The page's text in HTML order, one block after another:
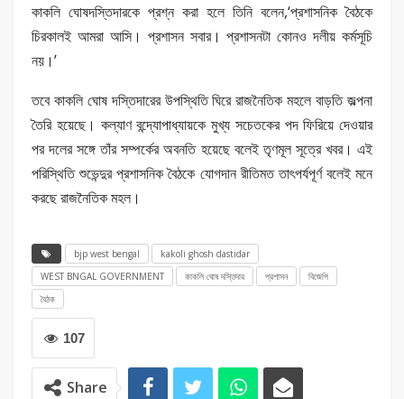
কাকলি ঘোষদস্তিদারকে প্রশ্ন করা হলে তিনি বলেন,‘প্রশাসনিক বৈঠকে
চিরকালই আমরা আসি। প্রশাসন সবার। প্রশাসনটা কোনও দলীয় কর্মসূচি
নয়।’
তবে কাকলি ঘোষ দস্তিদারের উপস্থিতি ঘিরে রাজনৈতিক মহলে বাড়তি জল্পনা
তৈরি হয়েছে। কল্যাণ বন্দ্যোপাধ্যায়কে মুখ্য সচেতকের পদ ফিরিয়ে দেওয়ার
পর দলের সঙ্গে তাঁর সম্পর্কের অবনতি হয়েছে বলেই তৃণমূল সূত্রে খবর। এই
পরিস্থিতি শুভেন্দুর প্রশাসনিক বৈঠকে যোগদান রীতিমত তাৎপর্যপূর্ণ বলেই মনে
করছে রাজনৈতিক মহল।
bjp west bengal
kakoli ghosh dastidar
WEST BNGAL GOVERNMENT
কাকলি ঘোষ দস্তিদার প্রশাসন
বিজেপি
বৈঠক
107
Share